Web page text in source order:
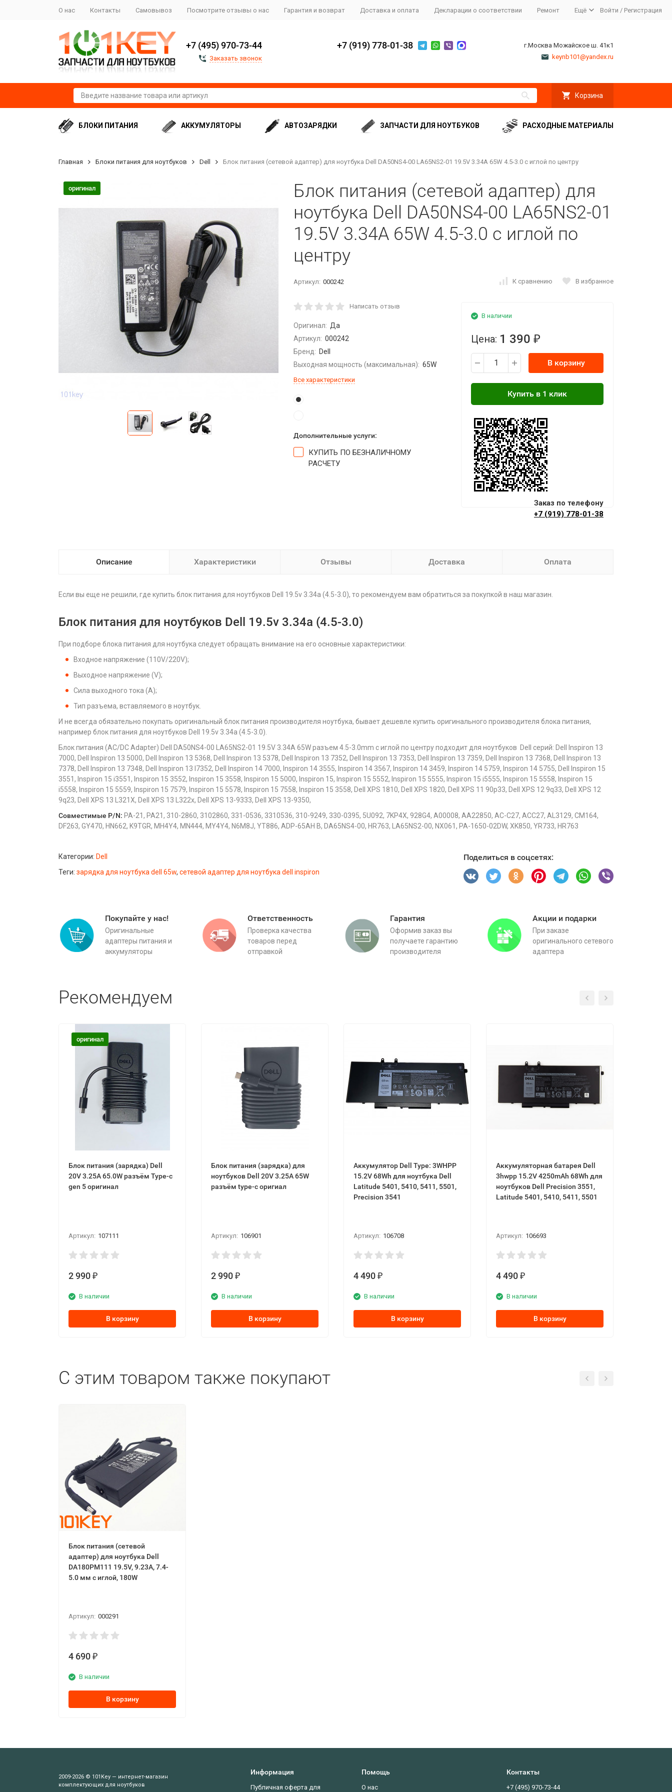
О нас Контакты Самовывоз Посмотрите отзывы о нас Гарантия и возврат Доставка и оплата Декларации о соответствии Ремонт Ещё Войти / Регистрация
+7 (495) 970-73-44
Заказать звонок
+7 (919) 778-01-38
г.Москва Можайское ш. 41к1
keynb101@yandex.ru
Корзина
БЛОКИ ПИТАНИЯ АККУМУЛЯТОРЫ АВТОЗАРЯДКИ ЗАПЧАСТИ ДЛЯ НОУТБУКОВ РАСХОДНЫЕ МАТЕРИАЛЫ
Главная Блоки питания для ноутбуков Dell Блок питания (сетевой адаптер) для ноутбука Dell DA50NS4-00 LA65NS2-01 19.5V 3.34A 65W 4.5-3.0 с иглой по центру
оригинал
Блок питания (сетевой адаптер) для
ноутбука Dell DA50NS4-00 LA65NS2-01
19.5V 3.34A 65W 4.5-3.0 с иглой по
центру
Артикул: 000242 К сравнению В избранное
Написать отзыв
Оригинал: Да
Артикул: 000242
Бренд: Dell
Выходная мощность (максимальная): 65W
Все характеристики
Дополнительные услуги:
КУПИТЬ ПО БЕЗНАЛИЧНОМУ
РАСЧЕТУ
В наличии
Цена: 1 390 ₽
В корзину
Заказ по телефону
+7 (919) 778-01-38
Описание Характеристики Отзывы Доставка Оплата
Если вы еще не решили, где купить блок питания для ноутбуков Dell 19.5v 3.34a (4.5-3.0), то рекомендуем вам обратиться за покупкой в наш магазин.
Блок питания для ноутбуков Dell 19.5v 3.34a (4.5-3.0)
При подборе блока питания для ноутбука следует обращать внимание на его основные характеристики:
Входное напряжение (110V/220V);
Выходное напряжение (V);
Сила выходного тока (А);
Тип разъема, вставляемого в ноутбук.
И не всегда обязательно покупать оригинальный блок питания производителя ноутбука, бывает дешевле купить оригинального производителя блока питания,
например блок питания для ноутбуков Dell 19.5v 3.34a (4.5-3.0).
Блок питания (AC/DC Adapter) Dell DA50NS4-00 LA65NS2-01 19.5V 3.34A 65W разъем 4.5-3.0mm с иглой по центру подходит для ноутбуков Dell серий: Dell Inspiron 13
7000, Dell Inspiron 13 5000, Dell Inspiron 13 5368, Dell Inspiron 13 5378, Dell Inspiron 13 7352, Dell Inspiron 13 7353, Dell Inspiron 13 7359, Dell Inspiron 13 7368, Dell Inspiron 13
7378, Dell Inspiron 13 7348, Dell Inspiron 13 I7352, Dell Inspiron 14 7000, Inspiron 14 3555, Inspiron 14 3567, Inspiron 14 3459, Inspiron 14 5759, Inspiron 14 5755, Dell Inspiron 15
3551, Inspiron 15 i3551, Inspiron 15 3552, Inspiron 15 3558, Inspiron 15 5000, Inspiron 15, Inspiron 15 5552, Inspiron 15 5555, Inspiron 15 i5555, Inspiron 15 5558, Inspiron 15
i5558, Inspiron 15 5559, Inspiron 15 7579, Inspiron 15 5578, Inspiron 15 7558, Inspiron 15 3558, Dell XPS 1810, Dell XPS 1820, Dell XPS 11 90p33, Dell XPS 12 9q33, Dell XPS 12
9q23, Dell XPS 13 L321X, Dell XPS 13 L322x, Dell XPS 13-9333, Dell XPS 13-9350,
Совместимые P/N: PA-21, PA21, 310-2860, 3102860, 331-0536, 3310536, 310-9249, 330-0395, 5U092, 7KP4X, 928G4, A00008, AA22850, AC-C27, ACC27, AL3129, CM164,
DF263, GY470, HN662, K9TGR, MH4Y4, MN444, MY4Y4, N6M8J, YT886, ADP-65AH B, DA65NS4-00, HR763, LA65NS2-00, NX061, PA-1650-02DW, XK850, YR733, HR763
Категории: Dell
Теги: зарядка для ноутбука dell 65w, сетевой адаптер для ноутбука dell inspiron
Поделиться в соцсетях:
Покупайте у нас!
Оригинальные
адаптеры питания и
аккумуляторы
Ответственность
Проверка качества
товаров перед
отправкой
Гарантия
Оформив заказ вы
получаете гарантию
производителя
Акции и подарки
При заказе
оригинального сетевого
адаптера
Рекомендуем
оригинал
Блок питания (зарядка) Dell
20V 3.25A 65.0W разъём Type-c
gen 5 оригинал
Артикул: 107111
2 990 ₽
В наличии
В корзину
Блок питания (зарядка) для
ноутбуков Dell 20V 3.25A 65W
разъём type-c оригиал
Артикул: 106901
2 990 ₽
В наличии
В корзину
Аккумулятор Dell Type: 3WHPP
15.2V 68Wh для ноутбука Dell
Latitude 5401, 5410, 5411, 5501,
Precision 3541
Артикул: 106708
4 490 ₽
В наличии
В корзину
Аккумуляторная батарея Dell
3hwpp 15.2V 4250mAh 68Wh для
ноутбуков Dell Precision 3551,
Latitude 5401, 5410, 5411, 5501
Артикул: 106693
4 490 ₽
В наличии
В корзину
С этим товаром также покупают
Блок питания (сетевой
адаптер) для ноутбука Dell
DA180PM111 19.5V, 9.23A, 7.4-
5.0 мм с иглой, 180W
Артикул: 000291
4 690 ₽
В наличии
В корзину
2009-2026 © 101Key — интернет-магазин
комплектующих для ноутбуков
Информация
Публичная оферта для
Помощь
О нас
Контакты
+7 (495) 970-73-44